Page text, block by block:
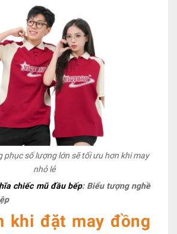
phục số lượng lớn sẽ tối ưu hơn khi may
nhỏ lẻ
chiếc mũ đầu bếp: Biểu tượng nghề
khi đặt may đồng